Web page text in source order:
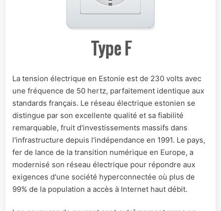
La tension électrique en Estonie est de 230 volts avec
une fréquence de 50 hertz, parfaitement identique aux
standards français. Le réseau électrique estonien se
distingue par son excellente qualité et sa fiabilité
remarquable, fruit d'investissements massifs dans
l'infrastructure depuis l'indépendance en 1991. Le pays,
fer de lance de la transition numérique en Europe, a
modernisé son réseau électrique pour répondre aux
exigences d'une société hyperconnectée où plus de
99% de la population a accès à Internet haut débit.